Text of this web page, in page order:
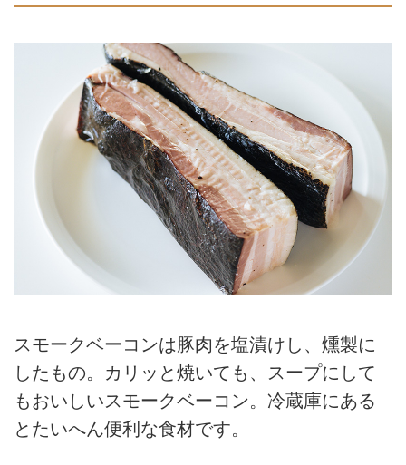
スモークベーコンは豚肉を塩漬けし、燻製に
したもの。カリッと焼いても、スープにして
もおいしいスモークベーコン。冷蔵庫にある
とたいへん便利な食材です。